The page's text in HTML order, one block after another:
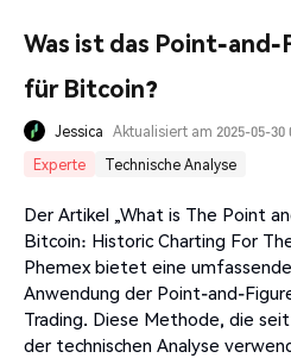
Was ist das Point-and-
für Bitcoin?
Jessica Aktualisiert am 2025-05-30
Experte
Technische Analyse
Der Artikel „What is The Point
Bitcoin: Historic Charting For
Phemex bietet eine
Anwendung der Point-and-
Trading. Diese Methode, die
der technischen Analyse